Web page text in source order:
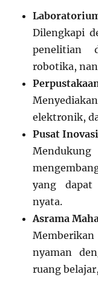
Dilengkapi
penelitian
robotika,
elektronik,
Pusat
yang
nyata.
Asrama
nyaman
ruang